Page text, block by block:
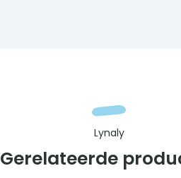
Gerelateerde
Lynaly